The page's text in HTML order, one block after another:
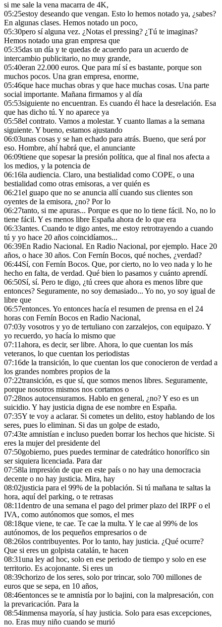
si me sale la vena macarra de 4K,
05:25estoy deseando que vengan. Esto lo hemos notado ya, ¿sabes?
En algunas clases. Hemos notado un poco,
05:30pero sí alguna vez. ¿Notas el pressing? ¿Tú te imaginas?
Hemos notado una gran empresa que
05:35das un día y te quedas de acuerdo para un acuerdo de
intercambio publicitario, no muy grande,
05:40eran 22.000 euros. Que para mí sí es bastante, porque son
muchos pocos. Una gran empresa, enorme,
05:46que hace muchas obras y que hace muchas cosas. Una parte
social importante. Mañana firmamos y al día
05:53siguiente no encuentran. Es cuando él hace la desrelación. Esa
que has dicho tú. Y no aparece ya
05:58el contrato. Vamos a molestar. Y cuanto llamas a la semana
siguiente. Y bueno, estamos ajustando
06:03unas cosas y se han echado para atrás. Bueno, que será por
eso. Hombre, ahí habrá que, el anunciante
06:09tiene que sopesar la presión política, que al final nos afecta a
los medios, y la potencia de
06:16la audiencia. Claro, una bestialidad como COPE, o una
bestialidad como otras emisoras, a ver quién es
06:21el guapo que no se anuncia allí cuando sus clientes son
oyentes de la emisora, ¿no? Por lo
06:27tanto, si me apuras... Porque es que no lo tiene fácil. No, no lo
tiene fácil. Y es menos libre España ahora de lo que era
06:33antes. Cuando te digo antes, me estoy retrotrayendo a cuando
tú y yo hace 20 años coincidíamos...
06:39En Radio Nacional. En Radio Nacional, por ejemplo. Hace 20
años, o hace 30 años. Con Fernín Bocos, qué noches, ¿verdad?
06:44Sí, con Fernín Bocos. Que, por cierto, no lo veo nada y lo he
hecho en falta, de verdad. Qué bien lo pasamos y cuánto aprendí.
06:50Sí, sí. Pero te digo, ¿tú crees que ahora es menos libre que
entonces? Seguramente, no soy demasiado... Yo no, yo soy igual de
libre que
06:57entonces. Yo entonces hacía el resumen de prensa en el 24
horas con Fernín Bocos en Radio Nacional,
07:03y vosotros y yo de tertuliano con zarzalejos, con equipazo. Y
yo recuerdo, yo hacía lo mismo que
07:11ahora, es decir, ser libre. Ahora, lo que cuentan los más
veteranos, lo que cuentan los periodistas
07:16de la transición, lo que cuentan los que conocieron de verdad a
los grandes nombres propios de la
07:22transición, es que sí, que somos menos libres. Seguramente,
porque nosotros mismos nos cortamos o
07:28nos autocensuramos. Hablo en general, ¿no? Y eso es un
suicidio. Y hay justicia digna de ese nombre en España.
07:35Y te voy a aclarar. Si cometes un delito, estoy hablando de los
seres, pues lo eliminan. Si das un golpe de estado,
07:43te amnistían e incluso pueden borrar los hechos que hiciste. Si
eres la mujer del presidente del
07:50gobierno, pues puedes terminar de catedrático honorífico sin
ser siquiera licenciada. Para dar
07:58la impresión de que en este país o no hay una democracia
decente o no hay justicia. Mira, hay
08:02justicia para el 99% de la población. Si tú mañana te saltas la
hora, aquí del parking, o te retrasas
08:11dentro de una semana el pago del primer plazo del IRPF o el
IVA, como autónomos que somos, el mes
08:18que viene, te cae. Te cae la multa. Y le cae al 99% de los
autónomos, de los pequeños empresarios o de
08:26los contribuyentes. Por lo tanto, hay justicia. ¿Qué ocurre?
Que si eres un golpista catalán, te hacen
08:31una ley ad hoc, solo en ese periodo de tiempo y solo en ese
territorio. Es acojonante. Si eres un
08:39chorizo de los seres, solo por trincar, solo 700 millones de
euros que se sepa, en 10 años,
08:46entonces se te amnistía por lo bajini, con la malpresación, con
la prevaricación. Para la
08:54inmensa mayoría, sí hay justicia. Solo para esas excepciones,
no. Eras muy niño cuando se murió